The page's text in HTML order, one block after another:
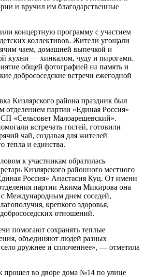
и вручил им благодарственные
концертную программу с участием
коллективов. Жители угощали
чаем, домашней выпечкой и
кухни — хинкалом, чуду и пирогами.
общей фотографией на память и
добрососедские встречи ежегодной
Кизлярского района праздник был
отделением партии «Единая Россия»
«Сельсовет Малоарешевский».
встречать гостей, готовили
чай, создавая для жителей
тепла и единства.
к участникам обратилась
Кизлярского районного местного
Россия» Анастасия Куц. От имени
партии Акима Микирова она
с Международным днем соседей,
крепкого здоровья,
отношений.
помогают сохранять теплые
объединяют людей разных
дружнее и сплоченнее», — отметила
прошел во дворе дома №14 по улице